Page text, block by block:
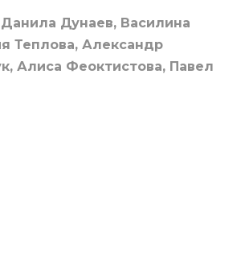
Дунаев, Василина
Теплова, Александр
Алиса Феоктистова, Павел